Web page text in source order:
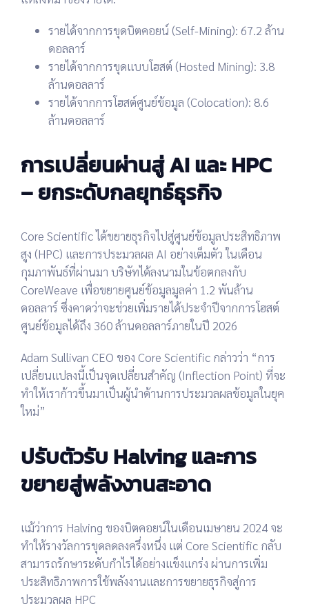
รายได้จากการขุดบิตคอยน์ (Self-Mining): 67.2 ล้าน
ดอลลาร์
รายได้จากการขุดแบบโฮสต์ (Hosted Mining): 3.8
ล้านดอลลาร์
รายได้จากการโฮสต์ศูนย์ข้อมูล (Colocation): 8.6
ล้านดอลลาร์
การเปลี่ยนผ่านสู่ AI และ HPC
– ยกระดับกลยุทธ์ธุรกิจ
Core Scientific ได้ขยายธุรกิจไปสู่ศูนย์ข้อมูลประสิทธิภาพ
สูง (HPC) และการประมวลผล AI อย่างเต็มตัว ในเดือน
กุมภาพันธ์ที่ผ่านมา บริษัทได้ลงนามในข้อตกลงกับ
CoreWeave เพื่อขยายศูนย์ข้อมูลมูลค่า 1.2 พันล้าน
ดอลลาร์ ซึ่งคาดว่าจะช่วยเพิ่มรายได้ประจำปีจากการโฮสต์
ศูนย์ข้อมูลได้ถึง 360 ล้านดอลลาร์ภายในปี 2026
Adam Sullivan CEO ของ Core Scientific กล่าวว่า “การ
เปลี่ยนแปลงนี้เป็นจุดเปลี่ยนสำคัญ (Inflection Point) ที่จะ
ทำให้เราก้าวขึ้นมาเป็นผู้นำด้านการประมวลผลข้อมูลในยุค
ใหม่”
ปรับตัวรับ Halving และการ
ขยายสู่พลังงานสะอาด
แม้ว่าการ Halving ของบิตคอยน์ในเดือนเมษายน 2024 จะ
ทำให้รางวัลการขุดลดลงครึ่งหนึ่ง แต่ Core Scientific กลับ
สามารถรักษาระดับกำไรได้อย่างแข็งแกร่ง ผ่านการเพิ่ม
ประสิทธิภาพการใช้พลังงานและการขยายธุรกิจสู่การ
ประมวลผล HPC